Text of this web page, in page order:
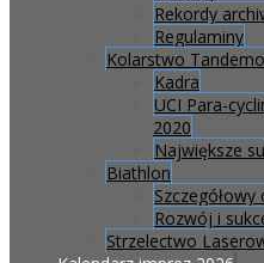
Rekordy
Regulaminy
Kolarstwo
Kadra
UCI Para-
2020
Największe
Biathlon
Rozwój i
Strzelectwo